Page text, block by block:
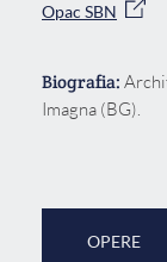
Opac SBN
Biografia:
Imagna (BG).
OPERE